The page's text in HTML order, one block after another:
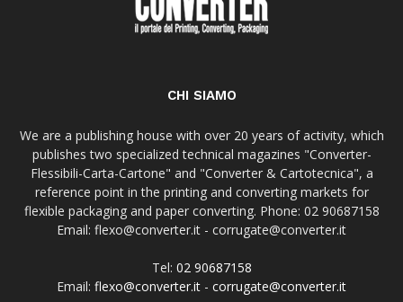
CHI SIAMO
We are a publishing house with over 20 years of activity, which
publishes two specialized technical magazines "Converter-
Flessibili-Carta-Cartone" and "Converter & Cartotecnica", a
reference point in the printing and converting markets for
flexible packaging and paper converting. Phone: 02 90687158
Email: flexo@converter.it - corrugate@converter.it
Tel: 02 90687158
Email: flexo@converter.it - corrugate@converter.it